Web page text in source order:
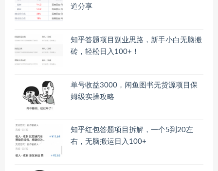
道分享
知乎答题项目副业思路，新手小白无脑搬
砖，轻松日入100+！
单号收益3000，闲鱼图书无货源项目保
姆级实操攻略
知乎红包答题项目拆解，一个5到20左
右，无脑搬运日入100+